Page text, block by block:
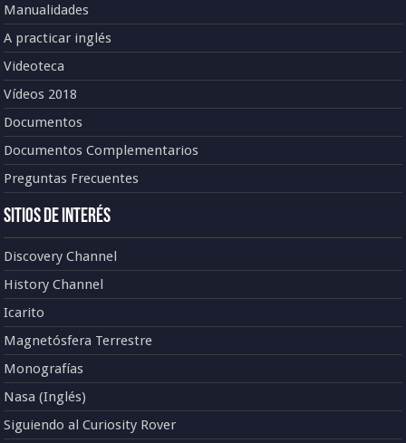
Manualidades
A practicar inglés
Videoteca
Vídeos 2018
Documentos
Documentos Complementarios
Preguntas Frecuentes
Sitios de Interés
Discovery Channel
History Channel
Icarito
Magnetósfera Terrestre
Monografías
Nasa (Inglés)
Siguiendo al Curiosity Rover